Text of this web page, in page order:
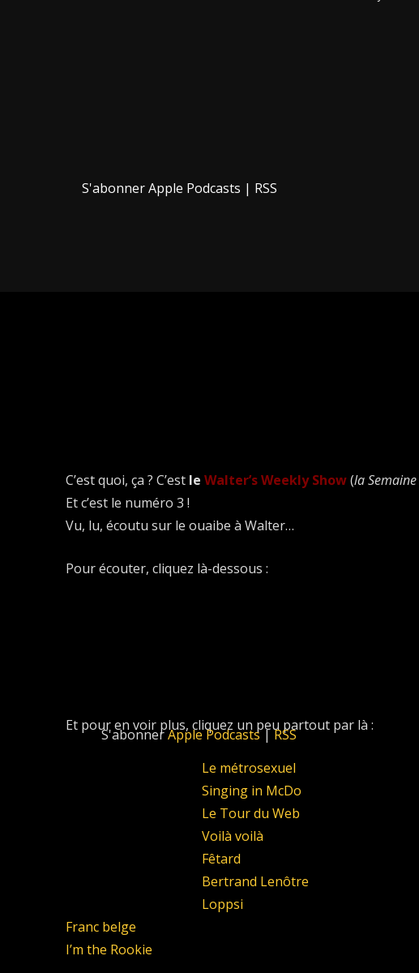
S'abonnerApple Podcasts | RSS
C’est quoi, ça ? C’est le Walter’s Weekly Show(la
Et c’est le numéro 3 !
Vu, lu, écoutu sur le ouaibe à Walter…
Pour écouter, cliquez là-dessous :
S'abonnerApple Podcasts|RSS
Et pour en voir plus, cliquez un peu partout par là :
Le métrosexuel
Singing in McDo
Le Tour du Web
Voilà voilà
Fêtard
Bertrand Lenôtre
Loppsi
Franc belge
I’m the Rookie